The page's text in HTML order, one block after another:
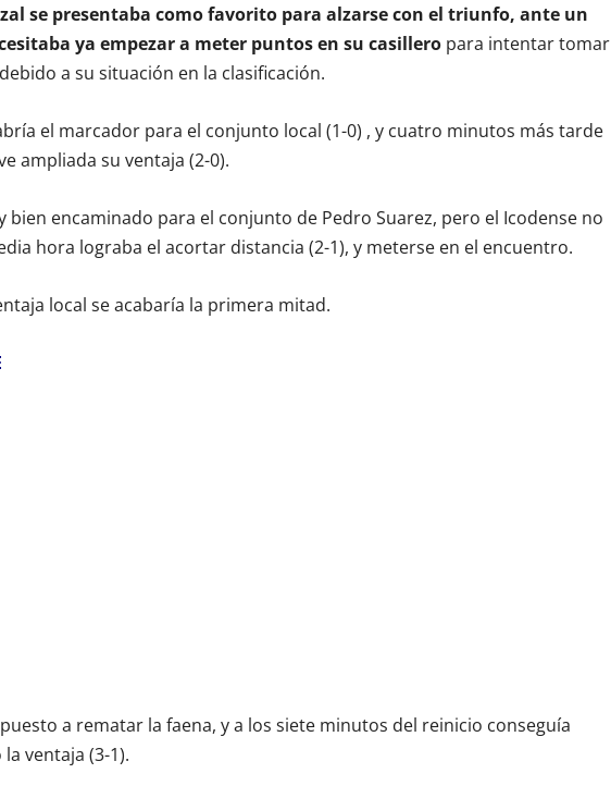
se presentaba como favorito para alzarse con el triunfo, ante un
ya empezar a meter puntos en su casillero para intentar tomar
a su situación en la clasificación.
el marcador para el conjunto local (1-0) , y cuatro minutos más tarde
ampliada su ventaja (2-0).
bien encaminado para el conjunto de Pedro Suarez, pero el Icodense no
hora lograba el acortar distancia (2-1), y meterse en el encuentro.
local se acabaría la primera mitad.
a rematar la faena, y a los siete minutos del reinicio conseguía
ventaja (3-1).